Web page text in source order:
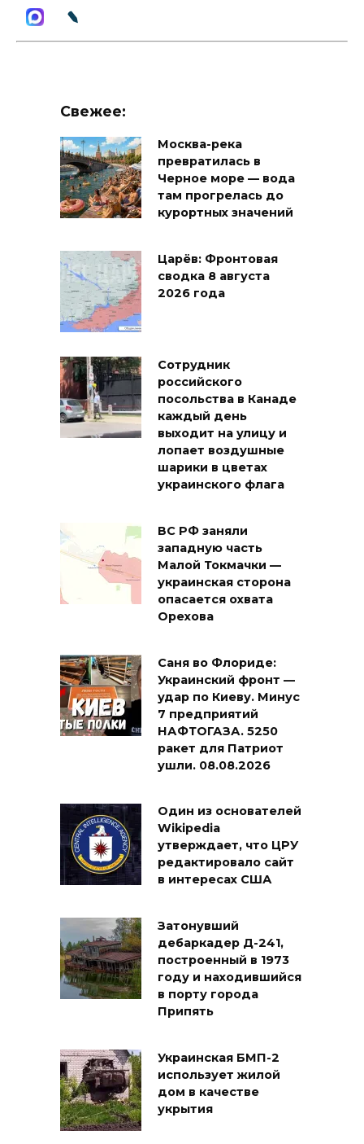
Свежее:
Москва-река
превратилась в
Черное море — вода
там прогрелась до
курортных значений
Царёв: Фронтовая
сводка 8 августа
2026 года
Сотрудник
российского
посольства в Канаде
каждый день
выходит на улицу и
лопает воздушные
шарики в цветах
украинского флага
ВС РФ заняли
западную часть
Малой Токмачки —
украинская сторона
опасается охвата
Орехова
Саня во Флориде:
Украинский фронт —
удар по Киеву. Минус
7 предприятий
НАФТОГАЗА. 5250
ракет для Патриот
ушли. 08.08.2026
Один из основателей
Wikipedia
утверждает, что ЦРУ
редактировало сайт
в интересах США
Затонувший
дебаркадер Д-241,
построенный в 1973
году и находившийся
в порту города
Припять
Украинская БМП-2
использует жилой
дом в качестве
укрытия